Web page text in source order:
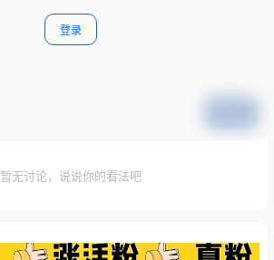
登录
暂无讨论，说说你的看法吧